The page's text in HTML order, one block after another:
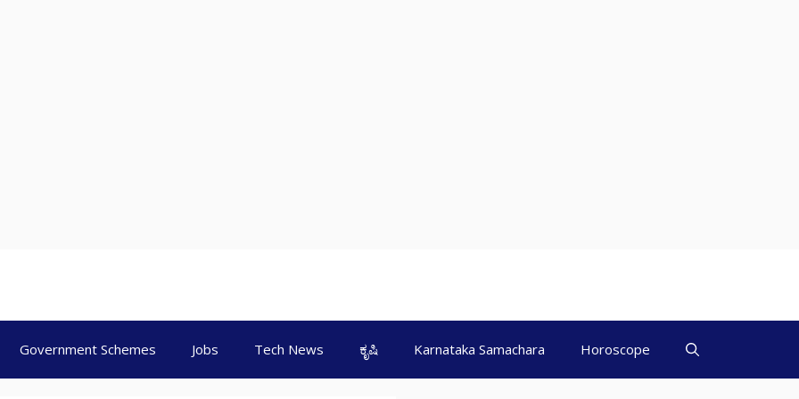
Government Schemes Jobs Tech News ಕೃಷಿ Karnataka Samachara Horoscope